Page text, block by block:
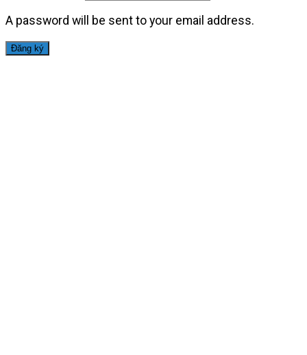
A password will be sent to your email address.
Đăng ký